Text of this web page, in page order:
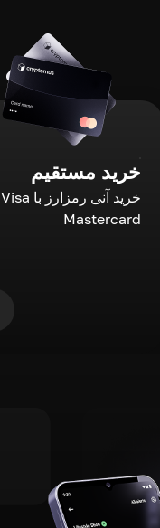
خرید مستقیم
Mastercard